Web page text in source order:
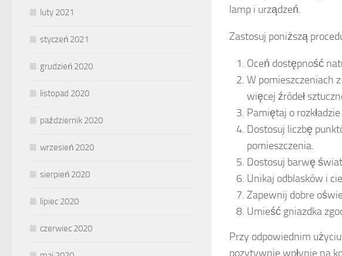
lamp i urządzeń.
Zastosuj poniższą
Oceń dostępność
W pomieszczeniach
więcej źródeł
Pamiętaj o
Dostosuj liczbę
pomieszczenia.
Dostosuj barwę
Unikaj odblasków i
Zapewnij dobre
Umieść gniazdka
Przy odpowiednim
pozytywnie wpłynie na
luty 2021
styczeń 2021
grudzień 2020
listopad 2020
październik 2020
wrzesień 2020
sierpień 2020
lipiec 2020
czerwiec 2020